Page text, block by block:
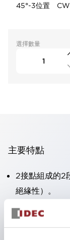
45°-3位置
選擇數量
主要特點
2接點組成的2
絕緣性）。
面板深度
接點塊）。可